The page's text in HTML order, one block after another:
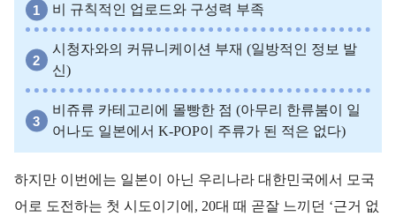
비 규칙적인 업로드와 구성력 부족
시청자와의 커뮤니케이션 부재 (일방적인 정보 발
신)
비쥬류 카테고리에 몰빵한 점 (아무리 한류붐이 일
어나도 일본에서 K-POP이 주류가 된 적은 없다)
하지만 이번에는 일본이 아닌 우리나라 대한민국에서 모국
어로 도전하는 첫 시도이기에, 20대 때 곧잘 느끼던 ‘근거 없